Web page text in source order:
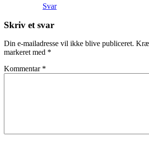
Svar
Skriv et svar
Din e-mailadresse vil ikke blive publiceret.
markeret med *
Kommentar *